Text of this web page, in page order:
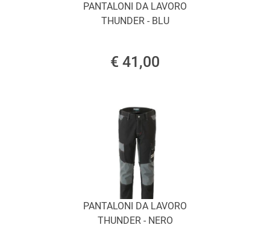
PANTALONI DA LAVORO
THUNDER - BLU
€ 41,00
PANTALONI DA LAVORO
THUNDER - NERO